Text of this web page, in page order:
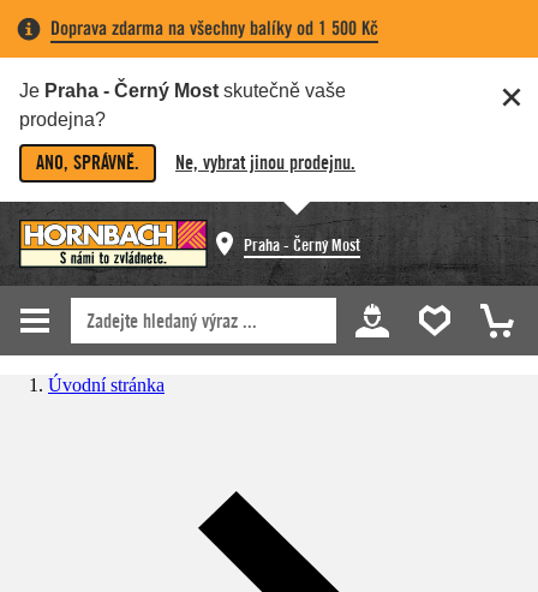
Doprava zdarma na všechny balíky od 1 500 Kč
Je Praha - Černý Most skutečně vaše
prodejna?
ANO, SPRÁVNĚ. Ne, vybrat jinou prodejnu.
Praha - Černý Most
Úvodní stránka